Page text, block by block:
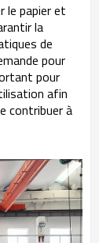
le papier et
la
de
pour
pour
afin
contribuer à